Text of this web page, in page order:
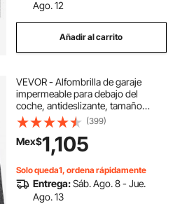
Ago. 12
Añadir al carrito
VEVOR - Alfombrilla de garaje
impermeable para debajo del
coche, antideslizante, tamaño
compacto, resistente, 2 x 2,6 m,
protege el suelo del garaje del agua,
el barro y el aceite. Ideal para
garajes, invernaderos y entradas.
(399)
Mex$1,105
Solo queda1, ordena rápidamente
Entrega:Sáb. Ago. 8 - Jue.
Ago. 13